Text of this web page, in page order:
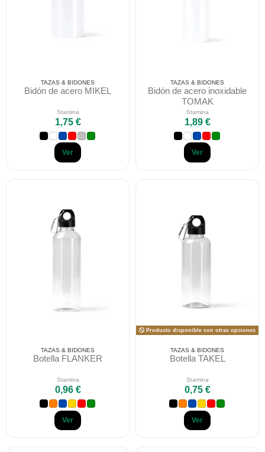
TAZAS & BIDONES
Bidón de acero MIKEL
Stamina
1,75 €
Ver
TAZAS & BIDONES
Bidón de acero inoxidable
TOMAK
Stamina
1,89 €
Ver
TAZAS & BIDONES
Botella FLANKER
Stamina
0,96 €
Ver
Producto disponible con otras opciones
TAZAS & BIDONES
Botella TAKEL
Stamina
0,75 €
Ver